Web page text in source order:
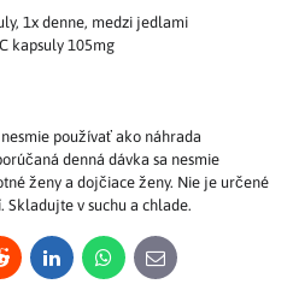
1x denne, medzi jedlami
kapsuly 105mg
používať ako náhrada
denná dávka sa nesmie
ženy a dojčiace ženy. Nie je určené
v suchu a chlade.
LinkedInWhatsApp
E-
mail